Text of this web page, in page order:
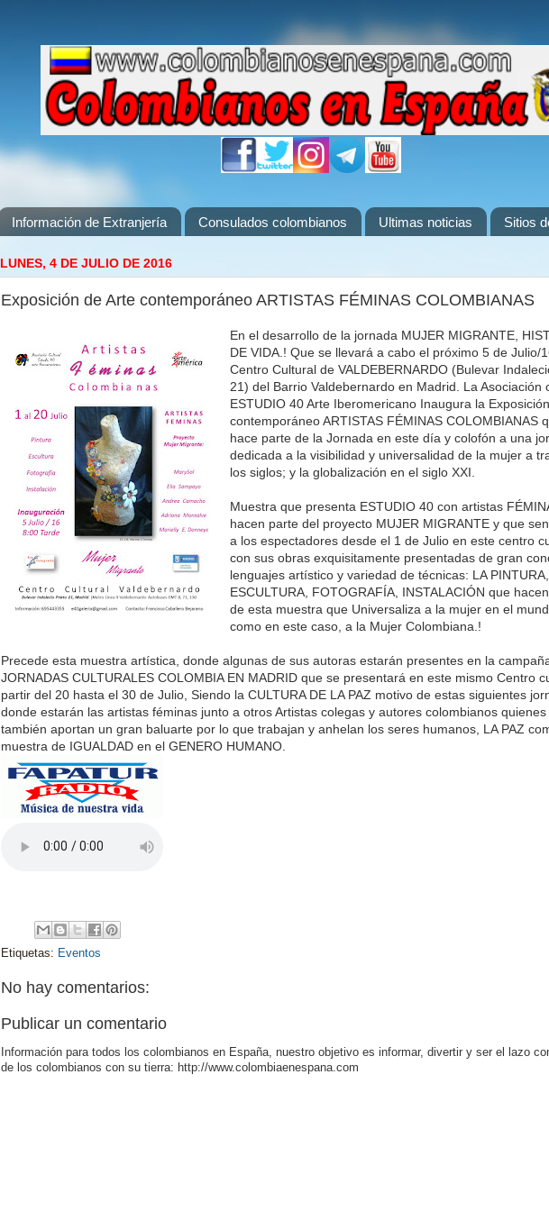
Información de Extranjería Consulados colombianos Ultimas noticias Sitios
LUNES, 4 DE JULIO DE 2016
Exposición de Arte contemporáneo ARTISTAS FÉMINAS COLOMBIANAS
En el desarrollo de la jornada MUJER MIGRANTE,
DE VIDA.! Que se llevará a cabo el próximo 5 de Julio/
Centro Cultural de VALDEBERNARDO (Bulevar
21) del Barrio Valdebernardo en Madrid. La Asociación
ESTUDIO 40 Arte Iberomericano Inaugura la
contemporáneo ARTISTAS FÉMINAS COLOMBIANAS
hace parte de la Jornada en este día y colofón a una
dedicada a la visibilidad y universalidad de la mujer a
los siglos; y la globalización en el siglo XXI.
Muestra que presenta ESTUDIO 40 con artistas
hacen parte del proyecto MUJER MIGRANTE y que
a los espectadores desde el 1 de Julio en este centro
con sus obras exquisitamente presentadas de gran
lenguajes artístico y variedad de técnicas: LA PINTURA,
ESCULTURA, FOTOGRAFÍA, INSTALACIÓN que
de esta muestra que Universaliza a la mujer en el
como en este caso, a la Mujer Colombiana.!
Precede esta muestra artística, donde algunas de sus autoras estarán presentes en la
JORNADAS CULTURALES COLOMBIA EN MADRID que se presentará en este mismo Centro
partir del 20 hasta el 30 de Julio, Siendo la CULTURA DE LA PAZ motivo de estas siguientes
donde estarán las artistas féminas junto a otros Artistas colegas y autores colombianos quienes
también aportan un gran baluarte por lo que trabajan y anhelan los seres humanos, LA PAZ
muestra de IGUALDAD en el GENERO HUMANO.
Etiquetas: Eventos
No hay comentarios:
Publicar un comentario
Información para todos los colombianos en España, nuestro objetivo es informar, divertir y ser el lazo
de los colombianos con su tierra: http://www.colombiaenespana.com